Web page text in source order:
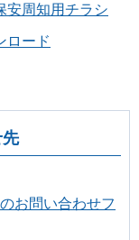
周知用チラシ
ロード
お問い合わせフ